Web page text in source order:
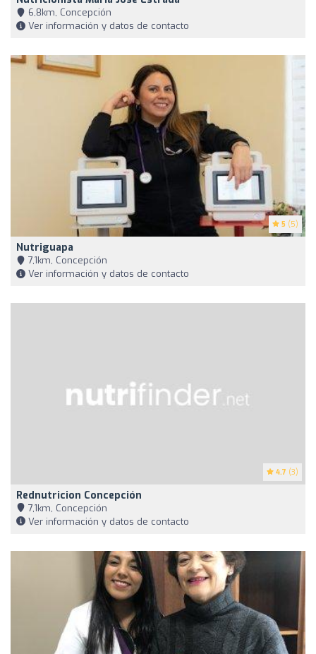
6,8km, Concepción
Ver información y datos de contacto
5 (5)
Nutriguapa
7,1km, Concepción
Ver información y datos de contacto
4.7 (3)
Rednutricion Concepción
7,1km, Concepción
Ver información y datos de contacto